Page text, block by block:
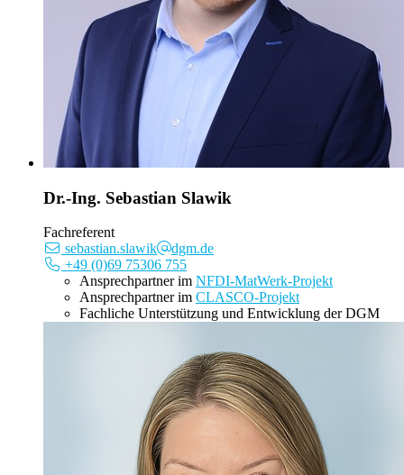
Dr.-Ing. Sebastian Slawik
Fachreferent
sebastian.slawik
dgm.de
+49 (0)69 75306 755
Ansprechpartner im NFDI-MatWerk-Projekt
Ansprechpartner im CLASCO-Projekt
Fachliche Unterstützung und Entwicklung der DGM